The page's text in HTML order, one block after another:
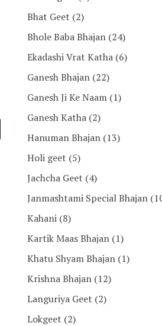
Bhat Geet (2)
Bhole Baba Bhajan (24)
Ekadashi Vrat Katha (6)
Ganesh Bhajan (22)
Ganesh Ji Ke Naam (1)
Ganesh Katha (2)
Hanuman Bhajan (13)
Holi geet (5)
Jachcha Geet (4)
Janmashtami Special Bhajan
Kahani (8)
Kartik Maas Bhajan (1)
Khatu Shyam Bhajan (1)
Krishna Bhajan (12)
Languriya Geet (2)
Lokgeet (2)